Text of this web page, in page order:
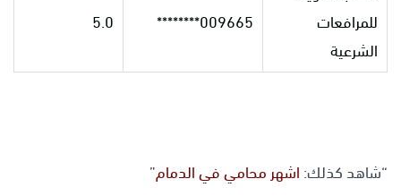
للمرافعات
الشرعية
009665********
5.0
“شاهد كذلك: اشهر محامي في الدمام”